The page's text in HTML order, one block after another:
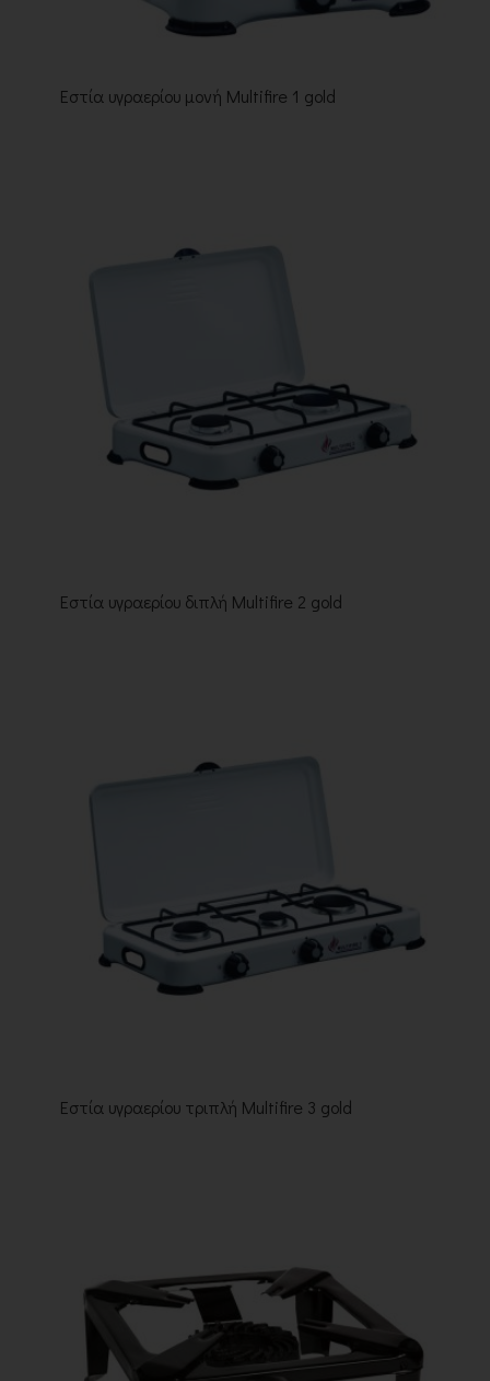
Εστία υγραερίου μονή Multifire 1 gold
Εστία υγραερίου διπλή Multifire 2 gold
Εστία υγραερίου τριπλή Multifire 3 gold